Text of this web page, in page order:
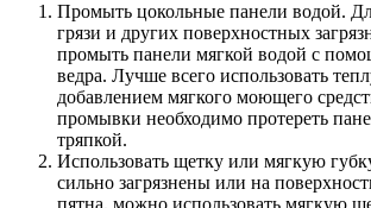
Промыть цокольные панели водой.
грязи и других поверхностных
промыть панели мягкой водой с
ведра. Лучше всего использовать
добавлением мягкого моющего
промывки необходимо протереть
тряпкой.
Использовать щетку или мягкую
сильно загрязнены или на